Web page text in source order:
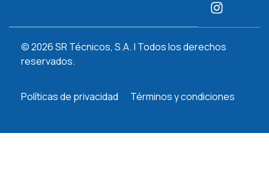
© 2026 SR Técnicos, S.A. | Todos los derechos
reservados.
Políticas de privacidad Términos y condiciones